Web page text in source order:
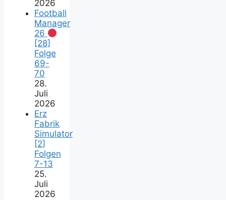
2026
Football
Manager
26
[28]
Folge
69-
70
28.
Juli
2026
Erz
Fabrik
Simulator
[2]
Folgen
7-13
25.
Juli
2026